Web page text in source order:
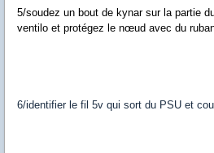
5/soudez un bout de kynar sur la partie
ventilo et protégez le nœud avec du
6/identifier le fil 5v qui sort du PSU et